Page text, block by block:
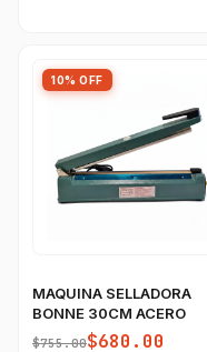
10% OFF
MAQUINA SELLADORA
BONNE 30CM ACERO
$755.00$680.00